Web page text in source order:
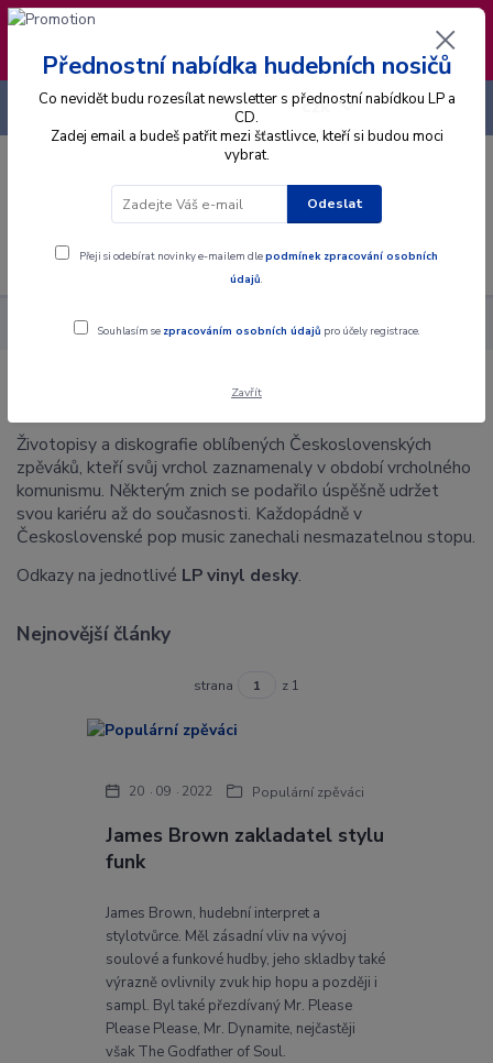
❣️ Od 4.8. do 13.8. čerpám dovolenou. Datum
expedice objednávek se posouvá na pátek
14.8.2026 🐋
Menu
CZK
+420 725 736 293
Blog Populární zpěváci
Životopisy a diskografie oblíbených Československých
zpěváků, kteří svůj vrchol zaznamenaly v období vrcholného
komunismu. Některým znich se podařilo úspěšně udržet
svou kariéru až do současnosti. Každopádně v
Československé pop music zanechali nesmazatelnou stopu.
Odkazy na jednotlivé LP vinyl desky.
Nejnovější články
strana z 1
James Brown zakladatel stylu
funk
20 09 2022 Populární zpěváci
James Brown, hudební interpret a
stylotvůrce. Měl zásadní vliv na vývoj
soulové a funkové hudby, jeho skladby také
výrazně ovlivnily zvuk hip hopu a později i
sampl. Byl také přezdívaný Mr. Please
Please Please, Mr. Dynamite, nejčastěji
však The Godfather of Soul.
Přednostní nabídka hudebních nosičů
Co nevidět budu rozesílat newsletter s přednostní nabídkou LP a
CD.
Zadej email a budeš patřit mezi šťastlivce, kteří si budou moci
vybrat.
Odeslat
Přeji si odebírat novinky e-mailem dlepodmínek zpracování osobních
údajů.
Souhlasím se zpracováním osobních údajů pro účely registrace.
Zavřít